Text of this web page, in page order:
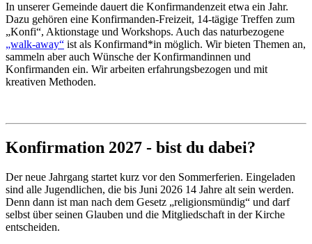
In unserer Gemeinde dauert die Konfirmandenzeit etwa ein Jahr.
Dazu gehören eine Konfirmanden-Freizeit, 14-tägige Treffen zum
„Konfi“, Aktionstage und Workshops. Auch das naturbezogene
„walk-away“ ist als Konfirmand*in möglich. Wir bieten Themen an,
sammeln aber auch Wünsche der Konfirmandinnen und
Konfirmanden ein. Wir arbeiten erfahrungsbezogen und mit
kreativen Methoden.
Konfirmation 2027 - bist du dabei?
Der neue Jahrgang startet kurz vor den Sommerferien. Eingeladen
sind alle Jugendlichen, die bis Juni 2026 14 Jahre alt sein werden.
Denn dann ist man nach dem Gesetz „religionsmündig“ und darf
selbst über seinen Glauben und die Mitgliedschaft in der Kirche
entscheiden.